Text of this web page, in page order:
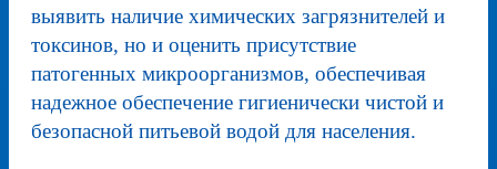
выявить наличие химических загрязнителей и
токсинов, но и оценить присутствие
патогенных микроорганизмов, обеспечивая
надежное обеспечение гигиенически чистой и
безопасной питьевой водой для населения.